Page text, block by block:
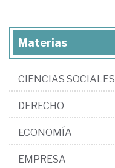
Materias
CIENCIAS SOCIALES
DERECHO
ECONOMÍA
EMPRESA